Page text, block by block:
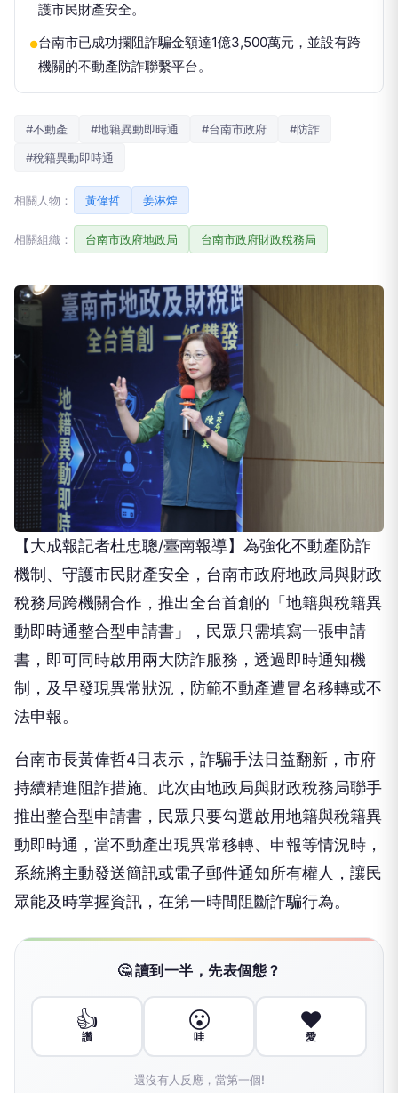
護市民財產安全。
●台南市已成功攔阻詐騙金額達1億3,500萬元，並設有跨
機關的不動產防詐聯繫平台。
#不動產 #地籍異動即時通 #台南市政府
#防詐
#稅籍異動即時通
相關人物： 黃偉哲 姜淋煌
相關組織： 台南市政府地政局 台南市政府財政稅務局
【大成報記者杜忠聰/臺南報導】為強化不動產防詐
機制、守護市民財產安全，台南市政府地政局與財政
稅務局跨機關合作，推出全台首創的「地籍與稅籍異
動即時通整合型申請書」，民眾只需填寫一張申請
書，即可同時啟用兩大防詐服務，透過即時通知機
制，及早發現異常狀況，防範不動產遭冒名移轉或不
法申報。
台南市長黃偉哲4日表示，詐騙手法日益翻新，市府
持續精進阻詐措施。此次由地政局與財政稅務局聯手
推出整合型申請書，民眾只要勾選啟用地籍與稅籍異
動即時通，當不動產出現異常移轉、申報等情況時，
系統將主動發送簡訊或電子郵件通知所有權人，讓民
眾能及時掌握資訊，在第一時間阻斷詐騙行為。
🤔 讀到一半，先表個態？
👍
讚
😮
哇
❤️
愛
還沒有人反應，當第一個!